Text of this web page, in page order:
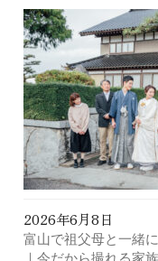
2026年6月8日
富山で祖父母と一緒